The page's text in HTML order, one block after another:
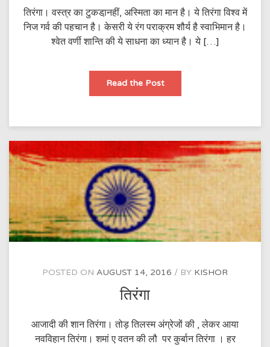
तिरंगा। वस्त्र का टुकडा़नहीं, अस्मिता का मान है। ये तिरंगा विश्व में
निज गर्व की पहचान है। केसरी ये रंग पराक्रम शौर्य है स्वाभिमान है।
श्वेत वर्णी शान्ति की ये साधना का ध्यान है। ये […]
Read the Postतिरंगा।
POSTED ON AUGUST 14, 2016 BY KISHOR
तिरंगा
आजादी की शान तिरंगा। तोड़ तिलस्म अंग्रेजों की , लेकर आया
नवविहान तिरंगा। शमां ए वतन की लौ पर कुर्बान तिरंगा । हर